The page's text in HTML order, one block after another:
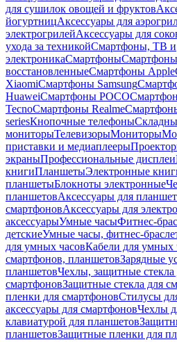
для сушилок овощей и фруктов
йогуртницАксессуары для
электрогрилейАксессуары для
ухода за техникойСмартфоны, ТВ и
электроникаСмартфоныСмартфоны
восстановленныеСмартфоны Apple
XiaomiСмартфоны Samsung
HuaweiСмартфоны POCO
TecnoСмартфоны Realme
seriesКнопочные телефоны
мониторыТелевизорыМониторы
приставки и медиаплееры
экраныПрофессиональные дисплеи
книгиПланшетыЭлектронные
планшетыБлокноты электронные
планшетовАксессуары для
смартфоновАксессуары для
аксессуарыУмные часыФитнес-
детскиеУмные часы, фитнес-
для умных часовКабели для умных
смартфонов, планшетовЗарядные
планшетовЧехлы, защитные стекла
смартфоновЗащитные стекла для
пленки для смартфоновСтилусы
аксессуары для смартфоновЧехлы
клавиатурой для планшетов
планшетовЗащитные пленки для